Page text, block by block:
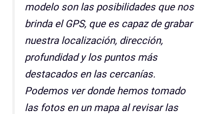
modelo son las posibilidades que nos
brinda el GPS, que es capaz de grabar
nuestra localización, dirección,
profundidad y los puntos más
destacados en las cercanías.
Podemos ver donde hemos tomado
las fotos en un mapa al revisar las